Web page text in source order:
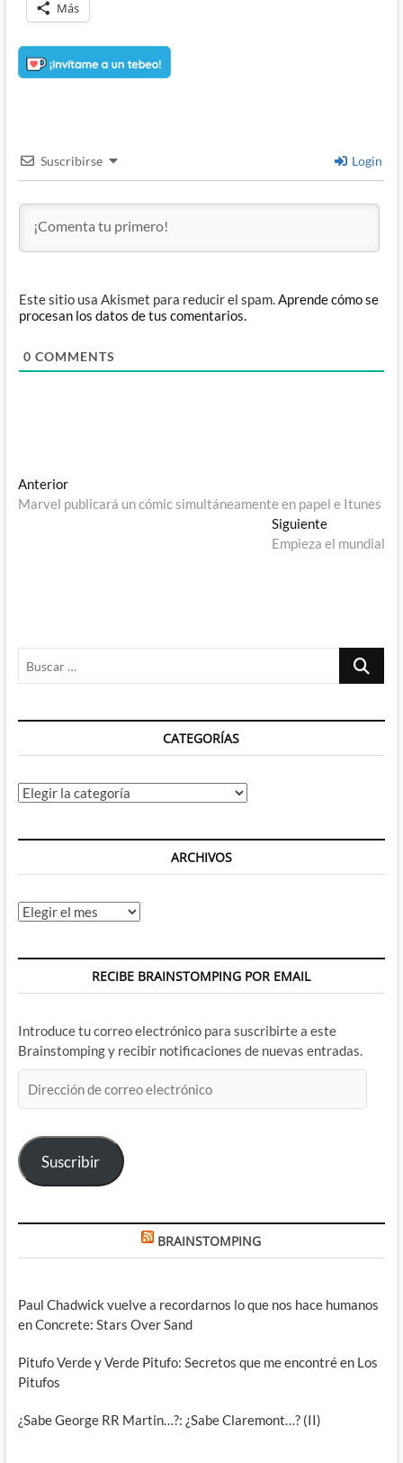
Más
Suscribirse Login
Este sitio usa Akismet para reducir el spam.Aprende cómo se
procesan los datos de tus comentarios.
0 COMMENTS
Navegación
de
AnteriorEntrada
anterior:
Marvel publicará un cómic simultáneamente en papel e Itunes
SiguienteEntrada
siguiente:
Empieza el mundial
Buscar
CATEGORÍAS
Categorías
ARCHIVOS
Archivos
RECIBE BRAINSTOMPING POR EMAIL
Introduce tu correo electrónico para suscribirte a este
Brainstomping y recibir notificaciones de nuevas entradas.
de
electrónico
Suscribir
BRAINSTOMPING
Paul Chadwick vuelve a recordarnos lo que nos hace humanos
en Concrete: Stars Over Sand
Pitufo Verde y Verde Pitufo: Secretos que me encontré en Los
Pitufos
¿Sabe George RR Martin…?: ¿Sabe Claremont…? (II)